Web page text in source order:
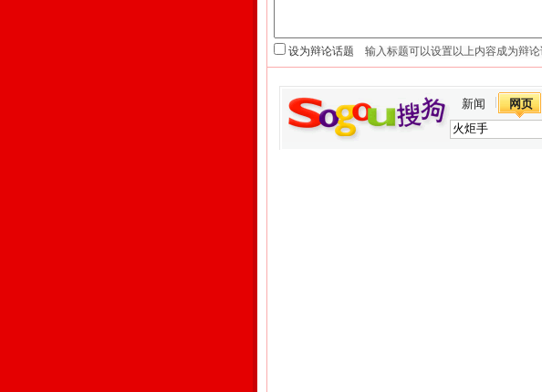
设为辩论话题
新闻 网页